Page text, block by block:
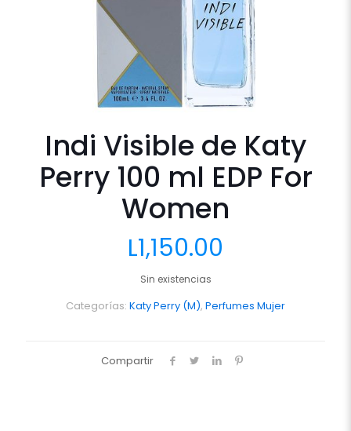
Indi Visible de Katy
Perry 100 ml EDP For
Women
L1,150.00
Sin existencias
Categorías: Katy Perry (M), Perfumes Mujer
Compartir